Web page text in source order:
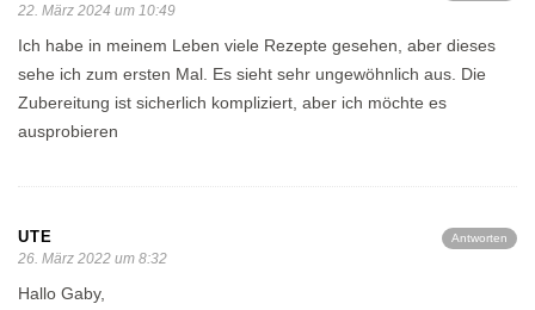
22. März 2024 um 10:49
Ich habe in meinem Leben viele Rezepte gesehen, aber dieses
sehe ich zum ersten Mal. Es sieht sehr ungewöhnlich aus. Die
Zubereitung ist sicherlich kompliziert, aber ich möchte es
ausprobieren
Antworten
UTE
26. März 2022 um 8:32
Hallo Gaby,